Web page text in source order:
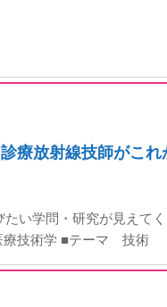
療放射線技師がこれ
い学問・研究が見えてく
療技術学 ■テーマ 技術